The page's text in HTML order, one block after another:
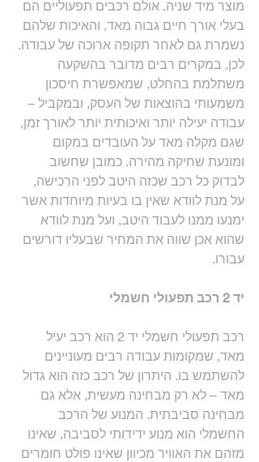
מוצר מיד שניה. אולם רכבים תפעוליים הם
בעלי אורך חיים גבוה מאד, והאיכות שלהם
נשמרת גם לאחר תקופה ארוכה של עבודה.
לכן, במקרים רבים מדובר בהשקעה
משתלמת בהחלט, שמאפשרת חיסכון
משמעותי בהוצאות של העסק, ובמקביל –
עבודה יעילה יותר ואיכותית יותר לאורך זמן,
שגם מקלה מאד על העובדים במקום
ומונעת שחיקה מהירה. כמובן שחשוב
לבדוק כל רכב שכזה היטב לפני הרכישה,
על מנת לוודא שאין בו בעיות מיוחדות אשר
ימנעו ממנו לעבוד היטב, ועל מנת לוודא
שהוא אכן שווה את המחיר שבעליו דורשים
עבורו.
יד 2 רכב תפעולי חשמלי
רכב תפעולי חשמלי יד 2 הוא רכב יעיל
מאד, שמקומות עבודה רבים מעוניינים
להשתמש בו. היתרון של רכב כזה הוא גדול
מאד – לא רק מבחינה מעשית, אלא גם
מבחינה סביבתית. המנוע של הרכב
החשמלי הוא מנוע ידידותי לסביבה, שאינו
מזהם את האוויר מכיוון שאינו פולט חומרים